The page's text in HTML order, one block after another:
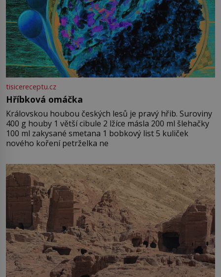
tisicereceptu.cz
Hříbková omáčka
Královskou houbou českých lesů je pravý hřib. Suroviny
400 g houby 1 větší cibule 2 lžíce másla 200 ml šlehačky
100 ml zakysané smetana 1 bobkový list 5 kuliček
nového koření petrželka ne